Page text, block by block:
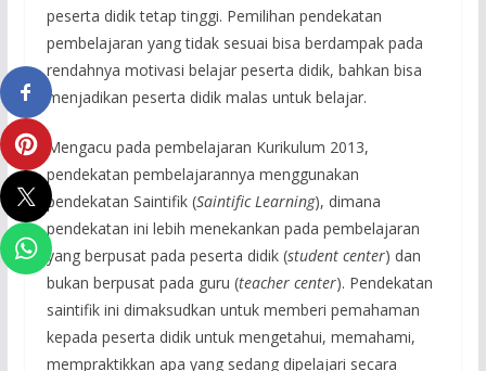
peserta didik tetap tinggi. Pemilihan pendekatan
pembelajaran yang tidak sesuai bisa berdampak pada
rendahnya motivasi belajar peserta didik, bahkan bisa
menjadikan peserta didik malas untuk belajar.
Mengacu pada pembelajaran Kurikulum 2013,
pendekatan pembelajarannya menggunakan
pendekatan Saintifik (Saintific Learning), dimana
pendekatan ini lebih menekankan pada pembelajaran
yang berpusat pada peserta didik (student center) dan
bukan berpusat pada guru (teacher center). Pendekatan
saintifik ini dimaksudkan untuk memberi pemahaman
kepada peserta didik untuk mengetahui, memahami,
mempraktikkan apa yang sedang dipelajari secara